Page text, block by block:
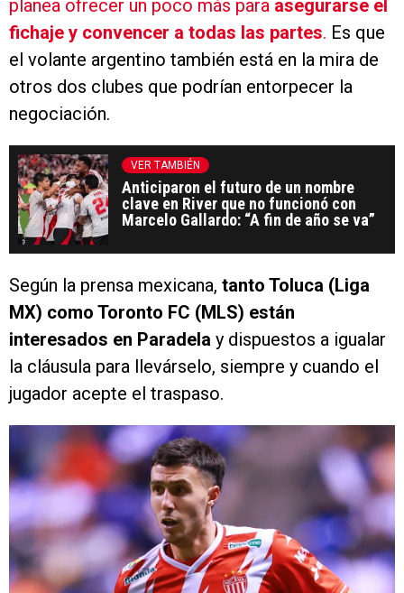
planea ofrecer un poco más para asegurarse el
fichaje y convencer a todas las partes. Es que
el volante argentino también está en la mira de
otros dos clubes que podrían entorpecer la
negociación.
VER TAMBIÉN
Anticiparon el futuro de un nombre
clave en River que no funcionó con
Marcelo Gallardo: “A fin de año se va”
Según la prensa mexicana, tanto Toluca (Liga
MX) como Toronto FC (MLS) están
interesados en Paradela y dispuestos a igualar
la cláusula para llevárselo, siempre y cuando el
jugador acepte el traspaso.